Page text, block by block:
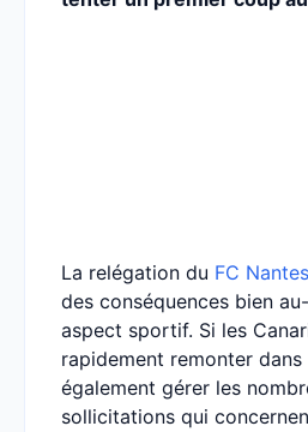
La relégation du FC Nantes
des conséquences bien
aspect sportif. Si les
rapidement remonter dans
également gérer les
sollicitations qui